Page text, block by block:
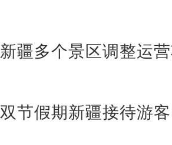
新疆多个景区调整运
双节假期新疆接待游